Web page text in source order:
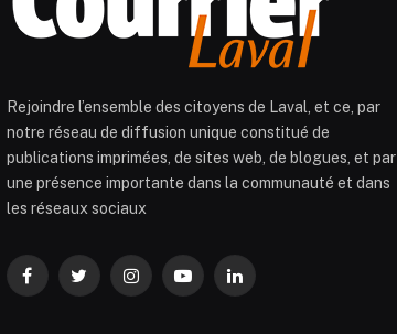
Rejoindre l’ensemble des citoyens de Laval, et ce, par
notre réseau de diffusion unique constitué de
publications imprimées, de sites web, de blogues, et par
une présence importante dans la communauté et dans
les réseaux sociaux
FacebookTwitterInstagramYouTubeLinkedIn